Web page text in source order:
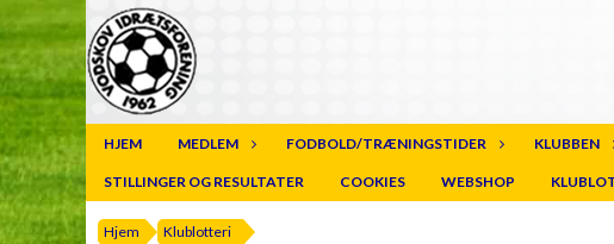
HJEM MEDLEM FODBOLD/TRÆNINGSTIDER KLUBBEN
STILLINGER OG RESULTATER COOKIES WEBSHOP
Hjem Klublotteri